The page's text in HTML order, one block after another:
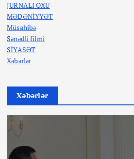
JURNALI OXU
MƏDƏNİYYƏT
Müsahibə
Sənədli filmi
SİYASƏT
Xəbərlər
Xəbərlər